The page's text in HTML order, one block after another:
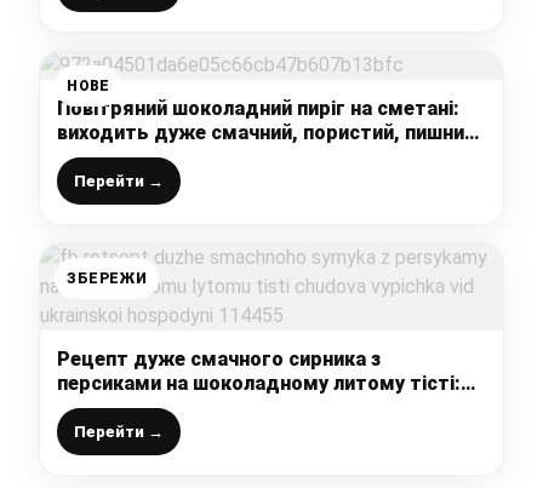
НОВЕ
Повітряний шоколадний пиріг на сметані:
виходить дуже смачний, пористий, пишний,
а рецепт супер простий
Перейти →
ЗБЕРЕЖИ
Рецепт дуже смачного сирника з
персиками на шоколадному литому тісті:
чудова випічка від української господині
Перейти →